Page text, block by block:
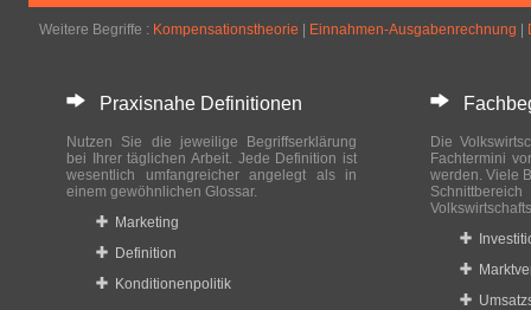
Weitere Begriffe : Kompensationstheorie Einnahmen-Ausgabenrechnung
Praxisnahe Definitionen
Nutzen Sie die jeweilige Begriffserklärung
bei Ihrer täglichen Arbeit. Jede Definition ist
wesentlich umfangreicher angelegt als in
einem gewöhnlichen Glossar.
Marketing
Definition
Konditionenpolitik
Die
Fachtermini
werden. Viele